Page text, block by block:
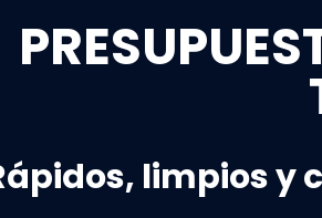
limpios y